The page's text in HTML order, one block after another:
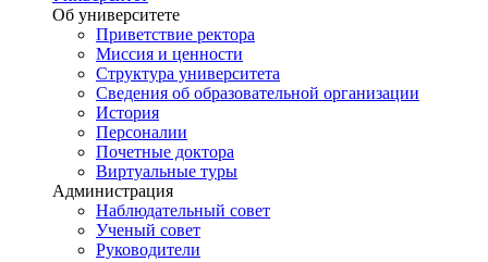
Об университете
Приветствие ректора
Миссия и ценности
Структура университета
Сведения об образовательной организации
История
Персоналии
Почетные доктора
Виртуальные туры
Администрация
Наблюдательный совет
Ученый совет
Руководители